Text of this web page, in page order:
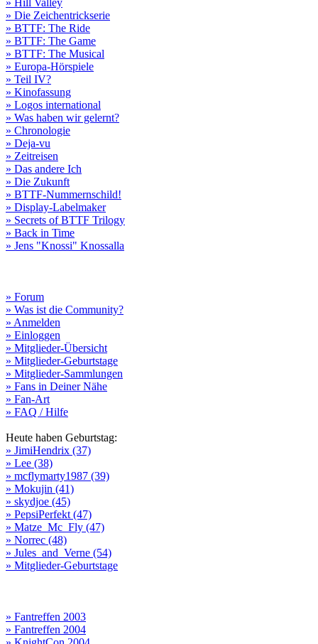
» Hill Valley
» Die Zeichentrickserie
» BTTF: The Ride
» BTTF: The Game
» BTTF: The Musical
» Europa-Hörspiele
» Teil IV?
» Kinofassung
» Logos international
» Was haben wir gelernt?
» Chronologie
» Deja-vu
» Zeitreisen
» Das andere Ich
» Die Zukunft
» BTTF-Nummernschild!
» Display-Labelmaker
» Secrets of BTTF Trilogy
» Back in Time
» Jens "Knossi" Knossalla
» Forum
» Was ist die Community?
» Anmelden
» Einloggen
» Mitglieder-Übersicht
» Mitglieder-Geburtstage
» Mitglieder-Sammlungen
» Fans in Deiner Nähe
» Fan-Art
» FAQ / Hilfe
Heute haben Geburtstag:
» JimiHendrix (37)
» Lee (38)
» mcflymarty1987 (39)
» Mokujin (41)
» skydjoe (45)
» PepsiPerfekt (47)
» Matze_Mc_Fly (47)
» Norrec (48)
» Jules_and_Verne (54)
» Mitglieder-Geburtstage
» Fantreffen 2003
» Fantreffen 2004